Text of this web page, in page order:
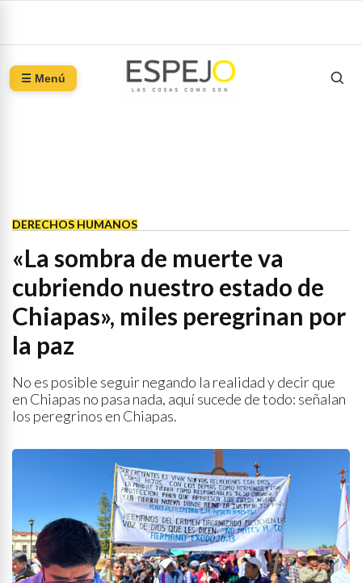
☰ Menú
DERECHOS HUMANOS
«La sombra de muerte va
cubriendo nuestro estado de
Chiapas», miles peregrinan por
la paz
No es posible seguir negando la realidad y decir que
en Chiapas no pasa nada, aquí sucede de todo: señalan
los peregrinos en Chiapas.